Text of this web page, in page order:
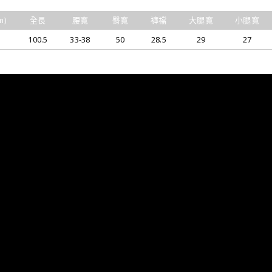
全長 腰寬 臀寬 褲襠 大腿寬 小腿寬
100.5 33-38 50 28.5 29 27